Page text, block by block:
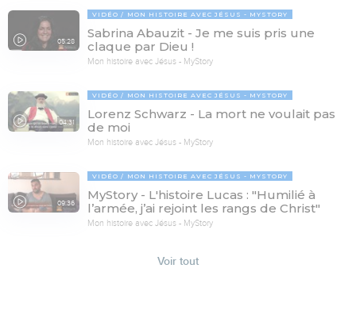
05:28
VIDÉO MON HISTOIRE AVEC JÉSUS - MYSTORY
Sabrina Abauzit - Je me suis pris une
claque par Dieu !
Mon histoire avec Jésus - MyStory
04:31
VIDÉO MON HISTOIRE AVEC JÉSUS - MYSTORY
Lorenz Schwarz - La mort ne voulait pas
de moi
Mon histoire avec Jésus - MyStory
09:36
VIDÉO MON HISTOIRE AVEC JÉSUS - MYSTORY
MyStory - L'histoire Lucas : "Humilié à
l’armée, j’ai rejoint les rangs de Christ"
Mon histoire avec Jésus - MyStory
Voir tout